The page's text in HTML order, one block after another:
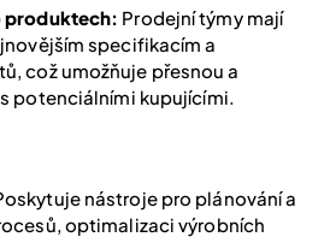
produktech: Prodejní týmy mají
specifikacím a
což umožňuje přesnou a
potenciálními kupujícími.
nástroje pro plánování a
optimalizaci výrobních